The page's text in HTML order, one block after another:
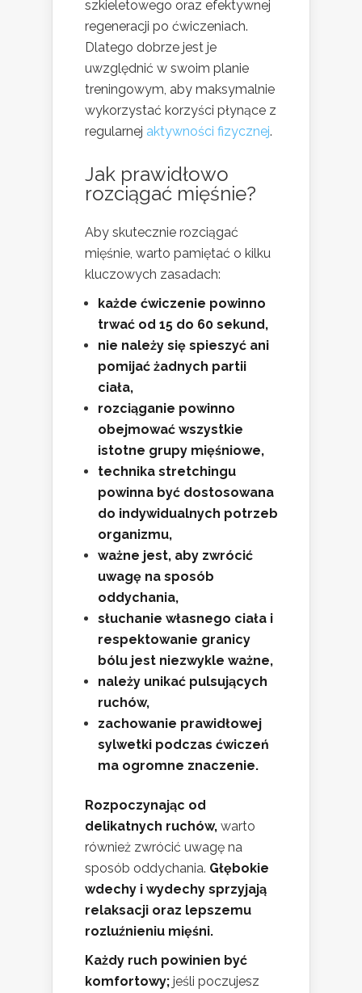
szkieletowego oraz efektywnej
regeneracji po ćwiczeniach.
Dlatego dobrze jest je
uwzględnić w swoim planie
treningowym, aby maksymalnie
wykorzystać korzyści płynące z
regularnej aktywności fizycznej.
Jak prawidłowo
rozciągać mięśnie?
Aby skutecznie rozciągać
mięśnie, warto pamiętać o kilku
kluczowych zasadach:
każde ćwiczenie powinno
trwać od 15 do 60 sekund,
nie należy się spieszyć ani
pomijać żadnych partii
ciała,
rozciąganie powinno
obejmować wszystkie
istotne grupy mięśniowe,
technika stretchingu
powinna być dostosowana
do indywidualnych potrzeb
organizmu,
ważne jest, aby zwrócić
uwagę na sposób
oddychania,
słuchanie własnego ciała i
respektowanie granicy
bólu jest niezwykle ważne,
należy unikać pulsujących
ruchów,
zachowanie prawidłowej
sylwetki podczas ćwiczeń
ma ogromne znaczenie.
Rozpoczynając od
delikatnych ruchów, warto
również zwrócić uwagę na
sposób oddychania. Głębokie
wdechy i wydechy sprzyjają
relaksacji oraz lepszemu
rozluźnieniu mięśni.
Każdy ruch powinien być
komfortowy; jeśli poczujesz